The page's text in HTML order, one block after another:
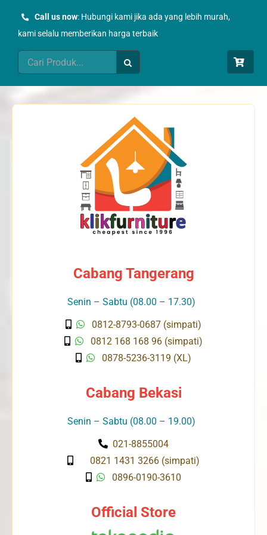
Call us now: Hubungi kami jika ada yang lebih murah,
kami selalu memberikan harga terbaik
Search
for:
Cabang Tangerang
Senin – Sabtu (08.00 – 17.30)
0812-8793-0687 (simpati)
0812 168 168 96 (simpati)
0878-5236-3119 (XL)
Cabang Bekasi
Senin – Sabtu (08.00 – 19.00)
021-8855004
0821 1431 3266 (simpati)
0896-0190-3610
Official Store